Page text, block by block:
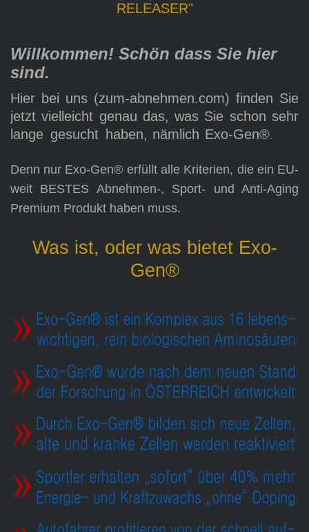
RELEASER"
Willkommen! Schön dass Sie hier
sind.
Hier bei uns (zum-abnehmen.com) finden Sie
jetzt vielleicht genau das, was Sie schon sehr
lange gesucht haben, nämlich Exo-Gen®.
Denn nur Exo-Gen® erfüllt alle Kriterien, die ein EU-
weit BESTES Abnehmen-, Sport- und Anti-Aging
Premium Produkt haben muss.
Was ist, oder was bietet Exo-
Gen®